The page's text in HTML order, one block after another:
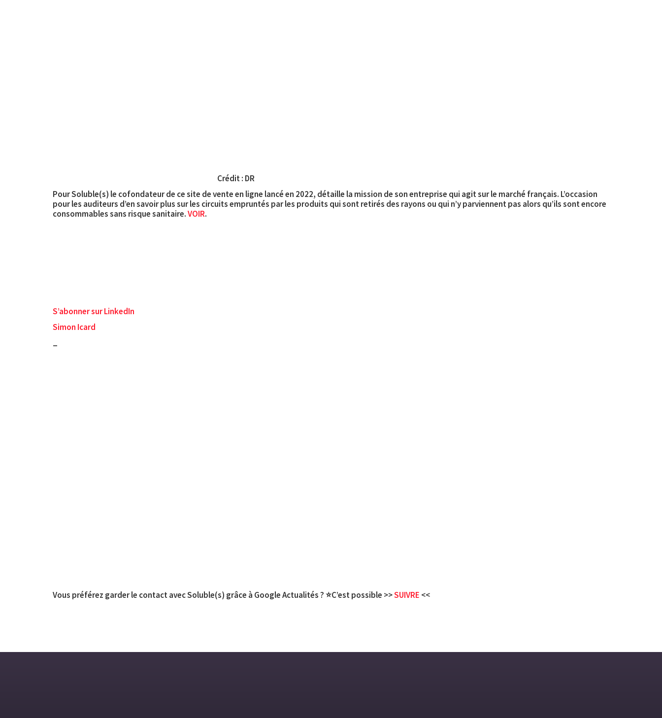
Crédit : DR
Pour Soluble(s) le cofondateur de ce site de vente en ligne lancé en 2022, détaille la mission de son entreprise qui agit sur le marché français. L’occasion
pour les auditeurs d’en savoir plus sur les circuits empruntés par les produits qui sont retirés des rayons ou qui n’y parviennent pas alors qu’ils sont encore
consommables sans risque sanitaire.VOIR.
S’abonner sur LinkedIn
Simon Icard
Vous préférez garder le contact avec Soluble(s) grâce à Google Actualités ? ⭐C’est possible >>SUIVRE <<